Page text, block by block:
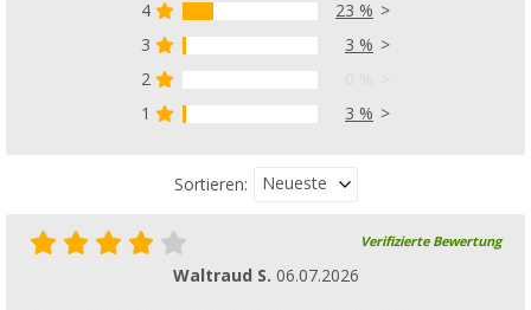
4
23 %
3
3 %
2
1
3 %
Sortieren: Neueste
Verifizierte Bewertung
Waltraud S. 06.07.2026